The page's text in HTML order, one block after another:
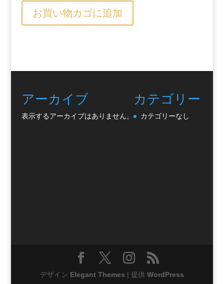
お買い物カゴに追加
アーカイブ
表示するアーカイブはありません。
カテゴリー
カテゴリーなし
デザイン Elegant Themes | 提供 WordPress